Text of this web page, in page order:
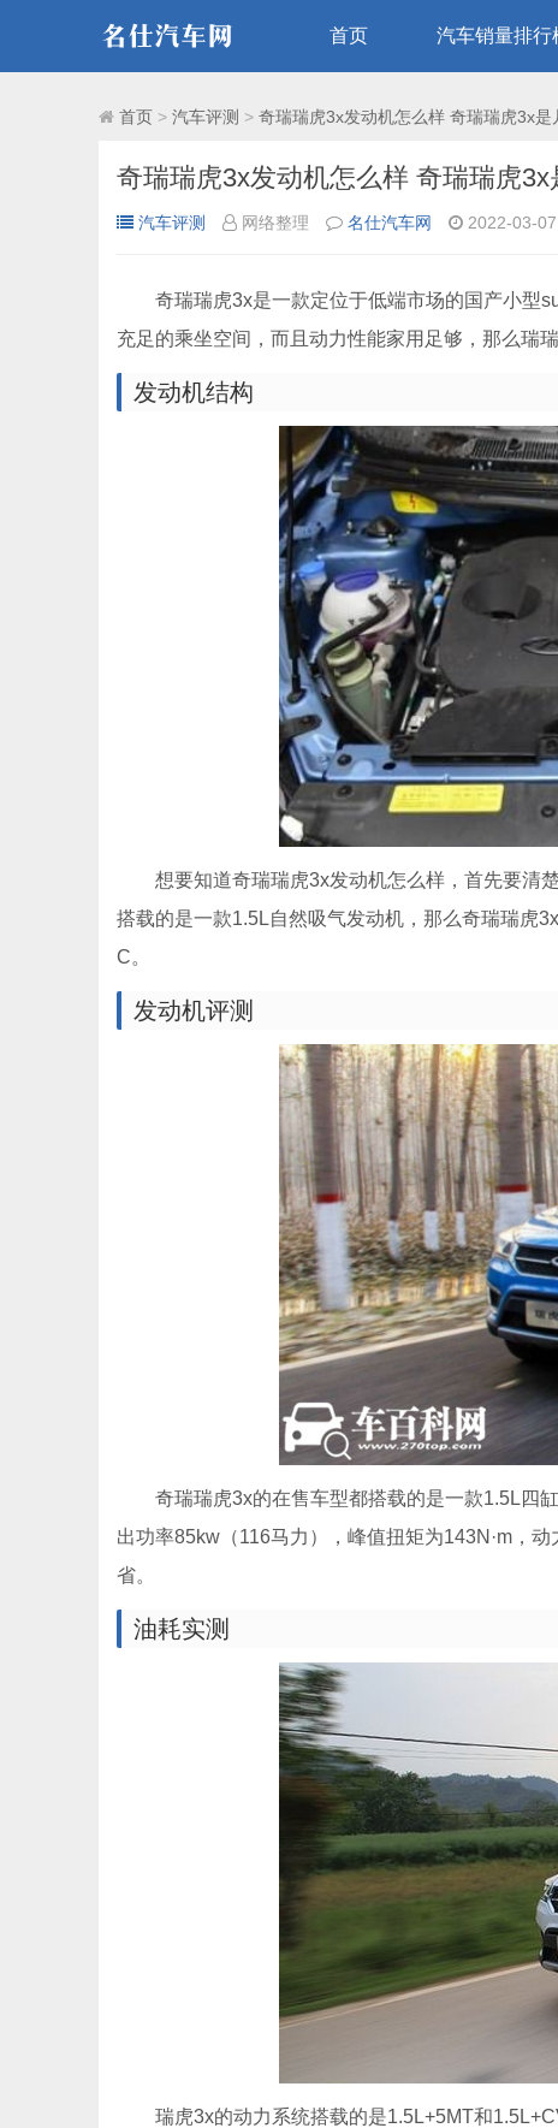
首页 汽车销量排行
十大SUV排行榜 SUV汽车大
首页 > 汽车评测 > 奇瑞瑞虎3x发动机怎么样 奇瑞瑞虎3x是
奇瑞瑞虎3x发动机怎么样 奇瑞瑞虎3x
汽车评测 网络整理 名仕汽车网 2022-03-
奇瑞瑞虎3x是一款定位于低端市场的国产小型
充足的乘坐空间，而且动力性能家用足够，那么瑞
发动机结构
想要知道奇瑞瑞虎3x发动机怎么样，首先要清
搭载的是一款1.5L自然吸气发动机，那么奇瑞瑞虎
C。
发动机评测
奇瑞瑞虎3x的在售车型都搭载的是一款1.5L四
出功率85kw（116马力），峰值扭矩为143N·m，
省。
油耗实测
瑞虎3x的动力系统搭载的是1.5L+5MT和